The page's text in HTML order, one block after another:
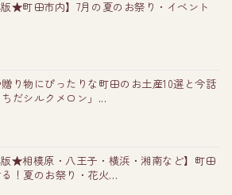
版★町田市内】7月の夏のお祭り・イベント
り物にぴったりな町田のお土産10選と今話
だシルクメロン」...
版★相模原・八王子・横浜・湘南など】町田
！夏のお祭り・花火...